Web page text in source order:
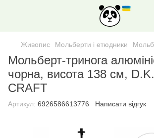
Живопис Мольберти і етюдники
Мольберт-тринога
чорна, висота 138 см,
CRAFT
Артикул: 6926586613776 Написати відгук